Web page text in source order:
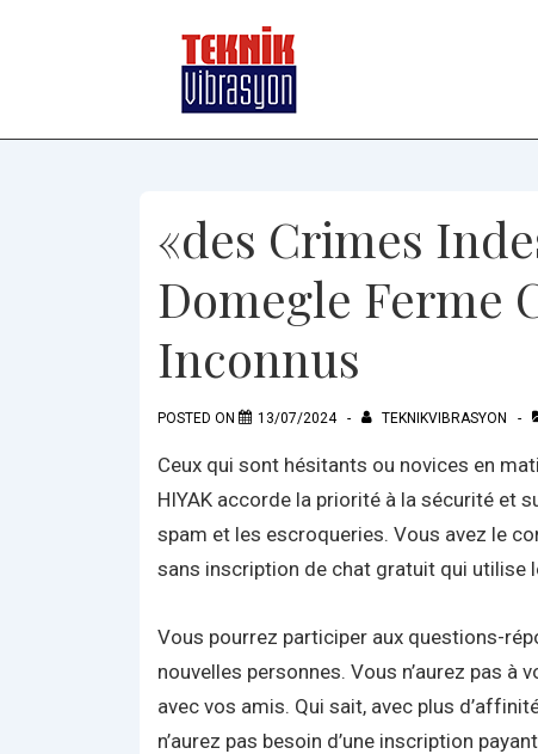
«des Crimes
Domegle Ferme
Inconnus
POSTED ON 13/07/2024 TEKNIKVIBRASYON
Ceux qui sont hésitants ou novices en
HIYAK accorde la priorité à la sécurité et
spam et les escroqueries. Vous avez le
sans inscription de chat gratuit qui utilise
Vous pourrez participer aux questions-
nouvelles personnes. Vous n’aurez pas
avec vos amis. Qui sait, avec plus
n’aurez pas besoin d’une inscription